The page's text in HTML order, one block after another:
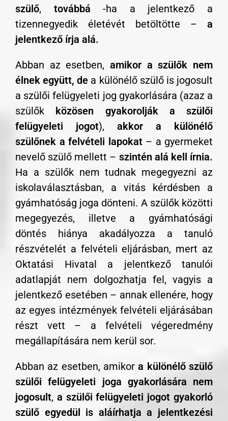
szülő, továbbá -ha a jelentkező a
tizennegyedik életévét betöltötte – a
jelentkező írja alá.
Abban az esetben, amikor a szülők nem
élnek együtt, de a különélő szülő is jogosult
a szülői felügyeleti jog gyakorlására (azaz a
szülők közösen gyakorolják a szülői
felügyeleti jogot), akkor a különélő
szülőnek a felvételi lapokat– a gyermeket
nevelő szülő mellett – szintén alá kell írnia.
Ha a szülők nem tudnak megegyezni az
iskolaválasztásban, a vitás kérdésben a
gyámhatóság joga dönteni. A szülők közötti
megegyezés, illetve a gyámhatósági
döntés hiánya akadályozza a tanuló
részvételét a felvételi eljárásban, mert az
Oktatási Hivatal a jelentkező tanulói
adatlapját nem dolgozhatja fel, vagyis a
jelentkező esetében – annak ellenére, hogy
az egyes intézmények felvételi eljárásában
részt vett – a felvételi végeredmény
megállapítására nem kerül sor.
Abban az esetben, amikora különélő szülő
szülői felügyeleti joga gyakorlására nem
jogosult, a szülői felügyeleti jogot gyakorló
szülő egyedül is aláírhatja a jelentkezési